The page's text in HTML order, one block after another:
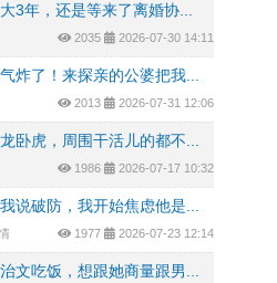
3年，还是等来了离婚协...
2035 2026-07-30 14:11
炸了！来探亲的公婆把我...
2013 2026-07-31 12:06
卧虎，周围干活儿的都不...
1986 2026-07-17 10:32
说破防，我开始焦虑他是...
1977 2026-07-23 12:14
文吃饭，想跟她商量跟男...